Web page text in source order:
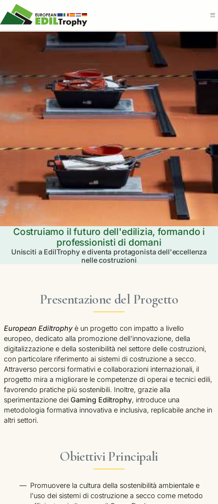
Costruiamo il futuro dell'edilizia, formando i
professionisti di domani
Unisciti a EdilTrophy e diventa protagonista dell'eccellenza
nelle costruzioni
Presentazione del Progetto
European Ediltrophyè un progetto con impatto a livello
europeo, dedicato alla promozione dell'innovazione, della
digitalizzazione e della sostenibilità nel settore delle costruzioni,
con particolare riferimento ai sistemi di costruzione a secco.
Attraverso percorsi formativi e collaborazioni internazionali, il
progetto mira a migliorare le competenze di operai e tecnici edili,
favorendo pratiche più sostenibili. Inoltre, grazie alla
sperimentazione dei Gaming Ediltrophy, introduce una
metodologia formativa innovativa e inclusiva, replicabile anche in
altri settori.
Obiettivi Principali
Promuovere la cultura della sostenibilità ambientale e
l'uso dei sistemi di costruzione a secco come metodo